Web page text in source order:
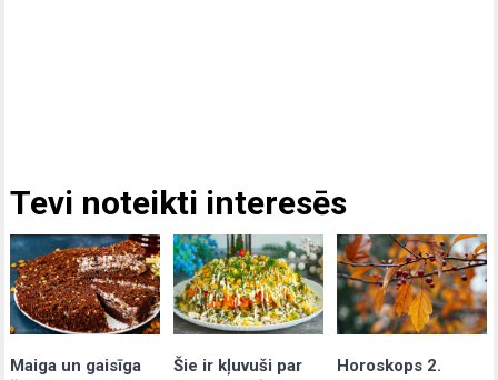
Tevi noteikti interesēs
Maiga un gaisīga
Šie ir kļuvuši par
Horoskops 2.